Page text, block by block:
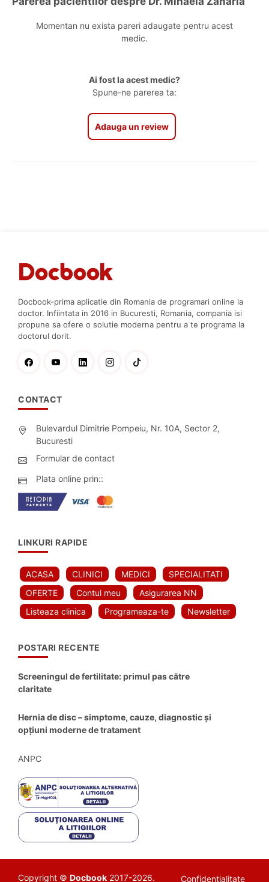
Momentan nu exista pareri adaugate pentru acest
medic.
Ai fost la acest medic?
Spune-ne parerea ta:
Adauga un review
Docbook-prima aplicatie din Romania de programari online la
doctor. Infiintata in 2016 in Bucuresti, Romania, compania isi
propune sa ofere o solutie moderna pentru a te programa la
doctorul dorit.
CONTACT
Bulevardul Dimitrie Pompeiu, Nr. 10A, Sector 2,
Bucuresti
Formular de contact
Plata online prin::
LINKURI RAPIDE
ACASA CLINICI MEDICI
SPECIALITATI
OFERTE
Contul meu
Asigurarea NN
Listeaza clinica
Programeaza-te Newsletter
POSTARI RECENTE
Screeningul de fertilitate: primul pas către
claritate
Hernia de disc – simptome, cauze, diagnostic și
opțiuni moderne de tratament
ANPC
Copyright © Docbook 2017-2026. Confidentialitate